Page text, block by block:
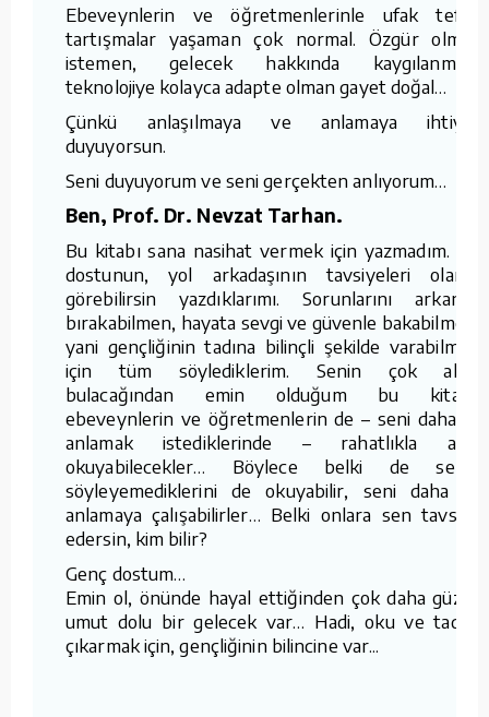
Ebeveynlerin ve öğretmenlerinle ufak tefek
tartışmalar yaşaman çok normal. Özgür olmak
istemen, gelecek hakkında kaygılanman,
teknolojiye kolayca adapte olman gayet doğal…
Çünkü anlaşılmaya ve anlamaya ihtiyaç
duyuyorsun.
Seni duyuyorum ve seni gerçekten anlıyorum…
Ben, Prof. Dr. Nevzat Tarhan.
Bu kitabı sana nasihat vermek için yazmadım. Bir
dostunun, yol arkadaşının tavsiyeleri olarak
görebilirsin yazdıklarımı. Sorunlarını arkanda
bırakabilmen, hayata sevgi ve güvenle bakabilmen,
yani gençliğinin tadına bilinçli şekilde varabilmen
için tüm söylediklerim. Senin çok akıcı
bulacağından emin olduğum bu kitabı,
ebeveynlerin ve öğretmenlerin de – seni daha iyi
anlamak istediklerinde – rahatlıkla açıp
okuyabilecekler… Böylece belki de senin
söyleyemediklerini de okuyabilir, seni daha iyi
anlamaya çalışabilirler… Belki onlara sen tavsiye
edersin, kim bilir?
Genç dostum…
Emin ol, önünde hayal ettiğinden çok daha güzel,
umut dolu bir gelecek var… Hadi, oku ve tadını
çıkarmak için, gençliğinin bilincine var...